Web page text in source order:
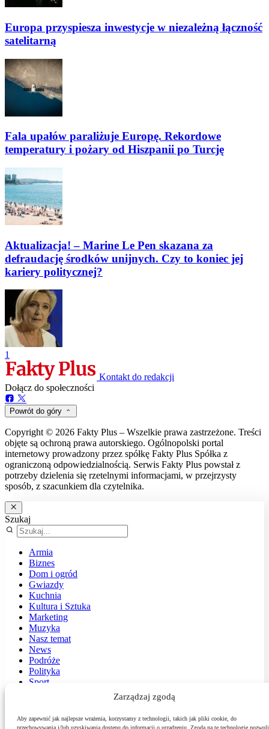
Zarządzaj zgodą
Aby zapewnić jak najlepsze wrażenia, korzystamy z technologii, takich jak pliki cookie, do
przechowywania i/lub uzyskiwania dostępu do informacji o urządzeniu. Zgoda na te technologie pozwoli
Europa przyspiesza inwestycje w niezależną łączność
satelitarną
Fala upałów paraliżuje Europę. Rekordowe
temperatury i pożary od Hiszpanii po Turcję
Aktualizacja! – Marine Le Pen skazana za
defraudację środków unijnych. Czy to koniec jej
kariery politycznej?
1
Kontakt do redakcji
Dołącz do społeczności
Powrót do góry
Copyright © 2026 Fakty Plus – Wszelkie prawa zastrzeżone. Treści
objęte są ochroną prawa autorskiego. Ogólnopolski portal
internetowy prowadzony przez spółkę Fakty Plus Spółka z
ograniczoną odpowiedzialnością. Serwis Fakty Plus powstał z
potrzeby dzielenia się rzetelnymi informacjami, w przejrzysty
sposób, z szacunkiem dla czytelnika.
Szukaj
Armia
Biznes
Dom i ogród
Gwiazdy
Kuchnia
Kultura i Sztuka
Marketing
Muzyka
Nasz temat
News
Podróże
Polityka
Sport
Technologie
Zdrowie